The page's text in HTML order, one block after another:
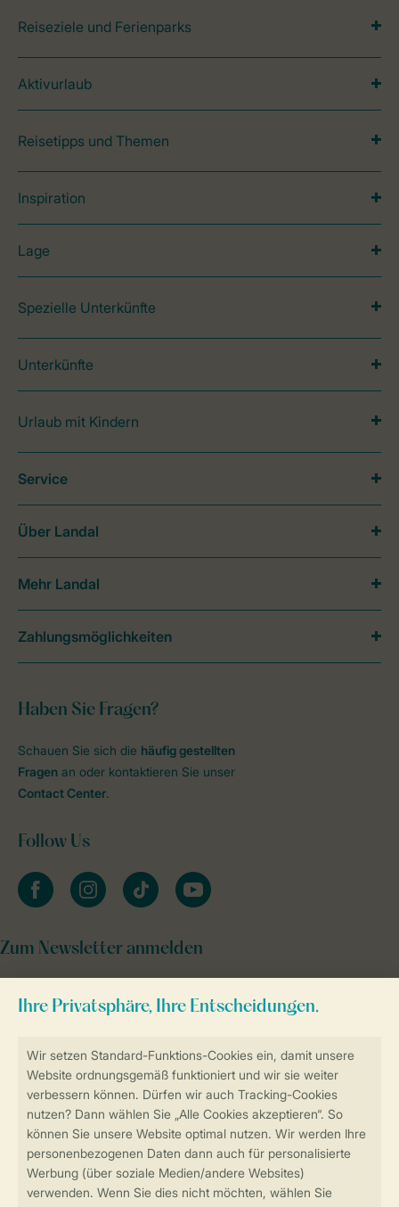
Sicher und schnell zur Online-Buchung
Sichere Datenübertragung
Sicheres Bezahlen
Reiseziele und Ferienparks
Aktivurlaub
Reisetipps und Themen
Inspiration
Lage
Spezielle Unterkünfte
Unterkünfte
Urlaub mit Kindern
Haben Sie Fragen?
Schauen Sie sich die häufig gestellten
Fragen an oder kontaktieren Sie unser
Contact Center.
Follow Us
facebookinstagramtiktok youtube
Zum Newsletter anmelden
Service
Über Landal
Mehr Landal
Zahlungsmöglichkeiten